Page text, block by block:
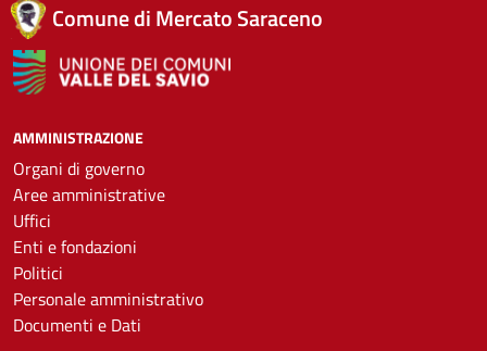
Comune di Mercato Saraceno
AMMINISTRAZIONE
Organi di governo
Aree amministrative
Uffici
Enti e fondazioni
Politici
Personale amministrativo
Documenti e Dati